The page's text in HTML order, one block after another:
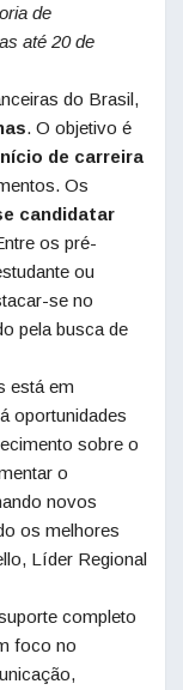
de
até 20 de
do Brasil,
. O objetivo é
de carreira
Os
candidatar
os pré-
ou
se no
pela busca de
está em
oportunidades
sobre o
o
novos
os melhores
Líder Regional
completo
foco no